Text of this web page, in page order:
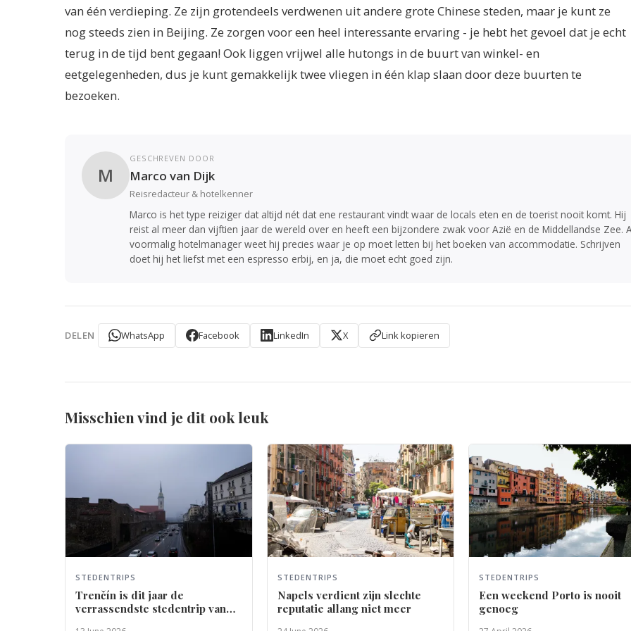
van één verdieping. Ze zijn grotendeels verdwenen uit andere grote Chinese steden, maar je kunt ze
nog steeds zien in Beijing. Ze zorgen voor een heel interessante ervaring - je hebt het gevoel dat je echt
terug in de tijd bent gegaan! Ook liggen vrijwel alle hutongs in de buurt van winkel- en
eetgelegenheden, dus je kunt gemakkelijk twee vliegen in één klap slaan door deze buurten te
bezoeken.
M
GESCHREVEN DOOR
Marco van Dijk
Reisredacteur & hotelkenner
Marco is het type reiziger dat altijd nét dat ene restaurant vindt waar de locals eten en de toerist nooit komt. Hij
reist al meer dan vijftien jaar de wereld over en heeft een bijzondere zwak voor Azië en de Middellandse Zee.
voormalig hotelmanager weet hij precies waar je op moet letten bij het boeken van accommodatie. Schrijven
doet hij het liefst met een espresso erbij, en ja, die moet echt goed zijn.
DELEN WhatsApp Facebook LinkedIn X Link kopieren
Misschien vind je dit ook leuk
STEDENTRIPS
Trenčín is dit jaar de
verrassendste stedentrip van
STEDENTRIPS
Napels verdient zijn slechte
reputatie allang niet meer
STEDENTRIPS
Een weekend Porto is nooit
genoeg